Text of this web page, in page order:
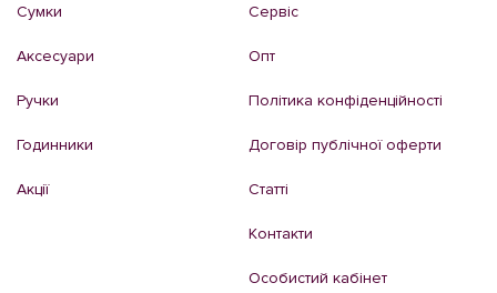
Сумки
Аксесуари
Ручки
Годинники
Акції
Сервіс
Опт
Політика конфіденційності
Договір публічної оферти
Статті
Контакти
Особистий кабінет